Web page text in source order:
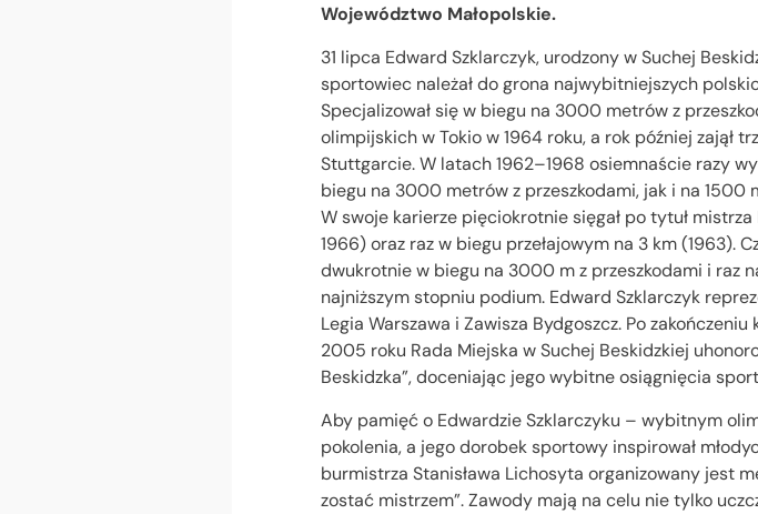
Województwo Małopolskie.
31 lipca Edward Szklarczyk, urodzony w Suchej
sportowiec należał do grona najwybitniejszych
Specjalizował się w biegu na 3000 metrów z
olimpijskich w Tokio w 1964 roku, a rok później zajął
Stuttgarcie. W latach 1962–1968 osiemnaście razy
biegu na 3000 metrów z przeszkodami, jak i na
W swoje karierze pięciokrotnie sięgał po tytuł
1966) oraz raz w biegu przełajowym na 3 km (1963).
dwukrotnie w biegu na 3000 m z przeszkodami i raz
najniższym stopniu podium. Edward Szklarczyk
Legia Warszawa i Zawisza Bydgoszcz. Po
2005 roku Rada Miejska w Suchej Beskidzkiej
Beskidzka”, doceniając jego wybitne osiągnięcia
Aby pamięć o Edwardzie Szklarczyku – wybitnym
pokolenia, a jego dorobek sportowy inspirował
burmistrza Stanisława Lichosyta organizowany jest
zostać mistrzem”. Zawody mają na celu nie tylko